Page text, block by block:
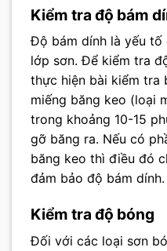
Kiểm tra độ bám
Độ bám dính là yếu tố
lớp sơn. Để kiểm tra
thực hiện bài kiểm tra
miếng băng keo (loại
trong khoảng 10-15
gỡ băng ra. Nếu có
băng keo thì điều đó
đảm bảo độ bám dính.
Kiểm tra độ bóng
Đối với các loại sơn